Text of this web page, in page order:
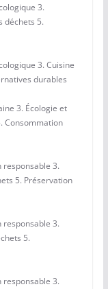
3.
déchets 5.
3. Cuisine
durables
3. Écologie et
Consommation
3.
5. Préservation
3.
5.
3.